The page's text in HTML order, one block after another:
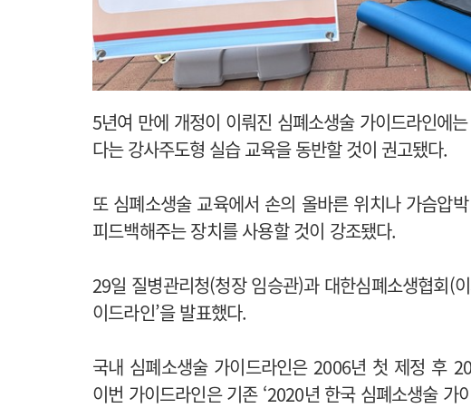
5년여 만에 개정이 이뤄진 심폐소생술 가이드라인에
다는 강사주도형 실습 교육을 동반할 것이 권고됐다.
또 심폐소생술 교육에서 손의 올바른 위치나 가슴압
피드백해주는 장치를 사용할 것이 강조됐다.
29일 질병관리청(청장 임승관)과 대한심폐소생협회(
이드라인’을 발표했다.
국내 심폐소생술 가이드라인은 2006년 첫 제정 후
이번 가이드라인은 기존 ‘2020년 한국 심폐소생술 가